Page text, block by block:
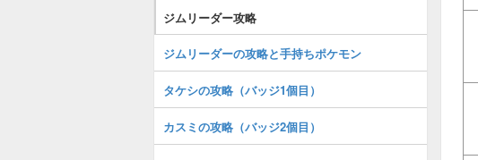
ジムリーダー攻略
ジムリーダーの攻略と手持ちポケモン
タケシの攻略（バッジ1個目）
カスミの攻略（バッジ2個目）